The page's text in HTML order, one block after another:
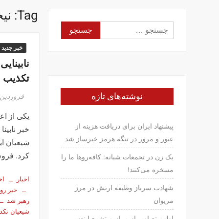
Tag:
خبر جدید
فروردین ۱۶, ۱۳۹۵
یکی از
خبر
شیعیان
کرد.
اخبار
خبر
رهبر شد
شیعیان
جستجو
برای:
نوشته‌های تازه
پیشنهاد ایران برای دریافت هزینه از
عبور و مرور در تنگه هرمز خبرساز شد
یک زن در تجمعات شبانه: کافه‌روها ما را
مسخره می‌کنند!
شهادت سرباز وظیفه ارتش در مرز
مریوان